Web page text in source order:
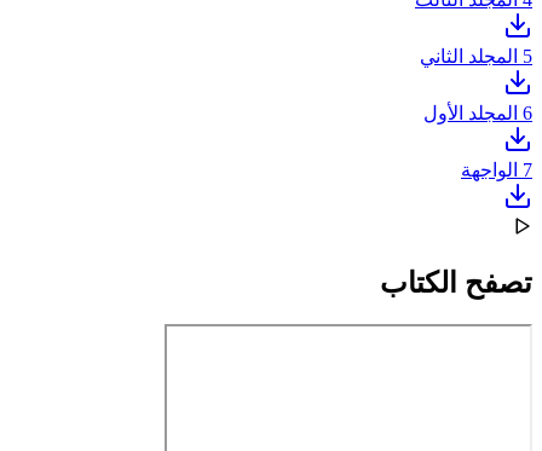
5 المجلد الثاني
6 المجلد الأول
7 الواجهة
تصفح الكتاب